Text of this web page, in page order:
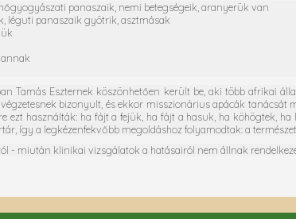
panaszaik, nemi betegségeik, aranyerük van
léguti panaszaik gyötrik, asztmásak
Tamás Eszternek köszönhetően került be, aki több afrikai
bizonyult, és ekkor misszionárius apácák
ezt használták: ha fájt a fejük, ha fájt a hasuk, ha köhögtek,
így a legkézenfekvőbb megoldáshoz folyamodtak: a
- miután klinikai vizsgálatok a hatásairól nem állnak